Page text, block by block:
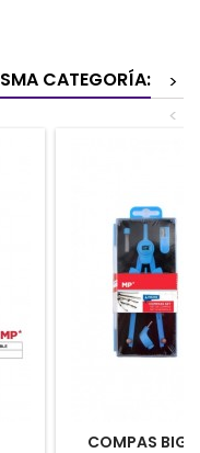
CATEGORÍA:
>
<
COMPAS